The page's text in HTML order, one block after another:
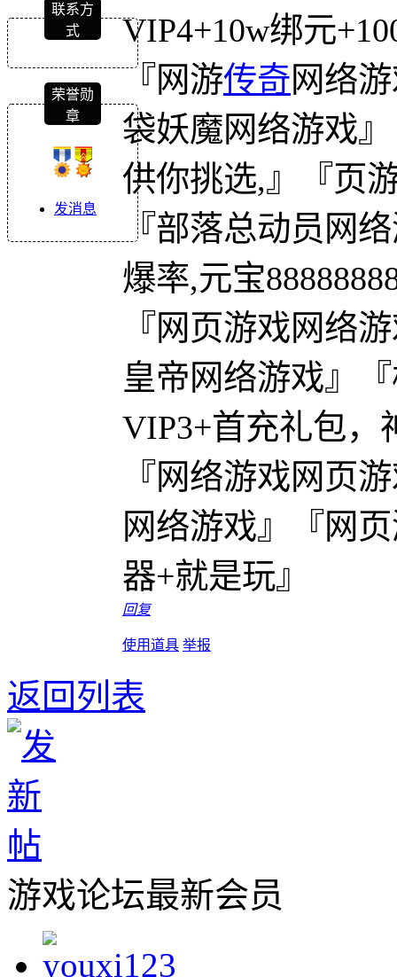
联系方
式
荣誉勋
章
发消息
VIP4+10w绑元
『网游传奇网络
袋妖魔网络游戏
供你挑选,』『页
『部落总动员网
爆率,元宝
『网页游戏网络
皇帝网络游戏』
VIP3+首充礼包，
『网络游戏网页
网络游戏』『网
器+就是玩』
回复
使用道具 举报
返回列表
游戏论坛最新会员